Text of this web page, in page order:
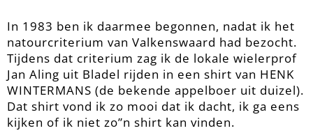
In 1983 ben ik daarmee begonnen, nadat ik het
natourcriterium van Valkenswaard had bezocht.
Tijdens dat criterium zag ik de lokale wielerprof
Jan Aling uit Bladel rijden in een shirt van HENK
WINTERMANS (de bekende appelboer uit duizel).
Dat shirt vond ik zo mooi dat ik dacht, ik ga eens
kijken of ik niet zo”n shirt kan vinden.